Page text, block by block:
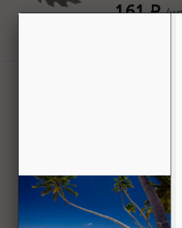
161 ₽ /
19 618 ₽
В